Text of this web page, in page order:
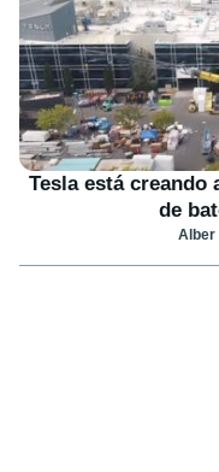
Tesla está creando
de
Alber